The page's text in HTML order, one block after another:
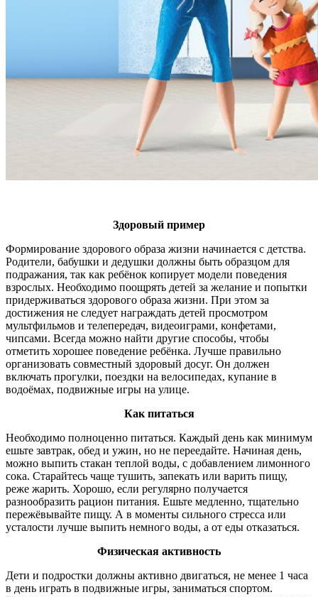
Здоровый пример
Формирование здорового образа жизни начинается с детства.
Родители, бабушки и дедушки должны быть образцом для
подражания, так как ребёнок копирует модели поведения
взрослых. Необходимо поощрять детей за желание и попытки
придерживаться здорового образа жизни. При этом за
достижения не следует награждать детей просмотром
мультфильмов и телепередач, видеоиграми, конфетами,
чипсами. Всегда можно найти другие способы, чтобы
отметить хорошее поведение ребёнка. Лучше правильно
организовать совместный здоровый досуг. Он должен
включать прогулки, поездки на велосипедах, купание в
водоёмах, подвижные игры на улице.
Как питаться
Необходимо полноценно питаться. Каждый день как минимум
ешьте завтрак, обед и ужин, но не переедайте. Начиная день,
можно выпить стакан теплой воды, с добавлением лимонного
сока. Старайтесь чаще тушить, запекать или варить пищу,
реже жарить. Хорошо, если регулярно получается
разнообразить рацион питания. Ешьте медленно, тщательно
пережёвывайте пищу. А в моменты сильного стресса или
усталости лучше выпить немного воды, а от еды отказаться.
Физическая активность
Дети и подростки должны активно двигаться, не менее 1 часа
в день играть в подвижные игры, заниматься спортом.